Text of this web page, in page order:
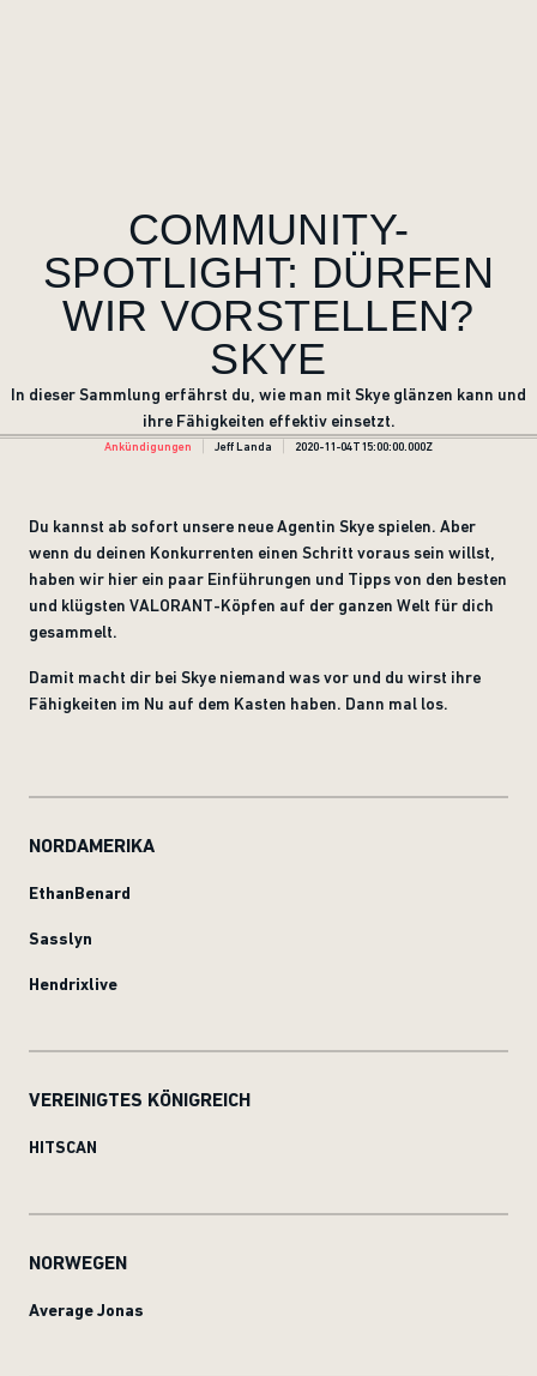
COMMUNITY-
SPOTLIGHT: DÜRFEN
WIR VORSTELLEN?
SKYE
In dieser Sammlung erfährst du, wie man mit Skye glänzen kann und
ihre Fähigkeiten effektiv einsetzt.
Ankündigungen Jeff Landa 2020-11-04T15:00:00.000Z
Du kannst ab sofort unsere neue Agentin Skye spielen. Aber
wenn du deinen Konkurrenten einen Schritt voraus sein willst,
haben wir hier ein paar Einführungen und Tipps von den besten
und klügsten VALORANT-Köpfen auf der ganzen Welt für dich
gesammelt.
Damit macht dir bei Skye niemand was vor und du wirst ihre
Fähigkeiten im Nu auf dem Kasten haben. Dann mal los.
NORDAMERIKA
EthanBenard
Sasslyn
Hendrixlive
VEREINIGTES KÖNIGREICH
HITSCAN
NORWEGEN
Average Jonas